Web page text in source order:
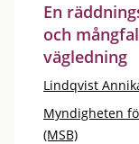
En
och
vägledning
Lindqvist
Myndigheten
(MSB)